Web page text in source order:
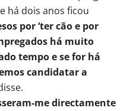
há dois anos ficou
por ‘ter cão e por
há muito
tempo e se for há
candidatar a
me directamente